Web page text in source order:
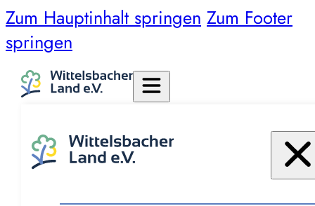
Zum Hauptinhalt springen Zum Footer
springen